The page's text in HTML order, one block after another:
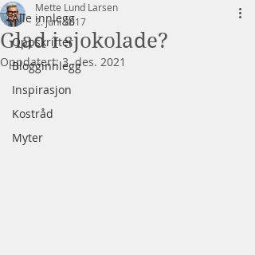
Alle innlegg
Oppskrifter
Blogginnlegg
Inspirasjon
Kostråd
Myter
Glad i sjokolade?
Mette Lund Larsen
2. juni 2017
Oppdatert:3. des. 2021